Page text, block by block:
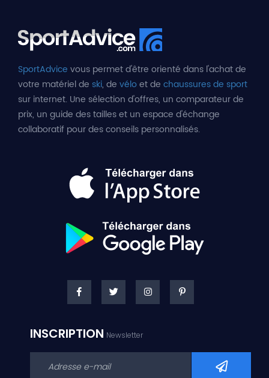
SportAdvice vous permet d'être orienté dans l'achat de
votre matériel de ski, de véloet de chaussures de sport
sur internet. Une sélection d'offres, un comparateur de
prix, un guide des tailles et un espace d'échange
collaboratif pour des conseils personnalisés.
INSCRIPTION Newsletter